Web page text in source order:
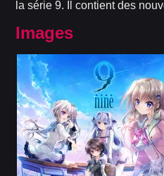
la série 9. Il contient des
Images